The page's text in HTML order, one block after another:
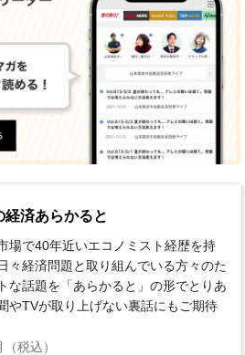
経済あらかると
場で40年近いエコノミスト経歴を持
々経済問題と取り組んでいる方々のた
な話題を「あらかると」の形でとりあ
やTVが取り上げない裏話にもご期待
税込）